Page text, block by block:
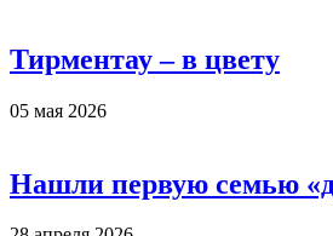
Тирментау – в цвету
05 мая 2026
Нашли первую семью